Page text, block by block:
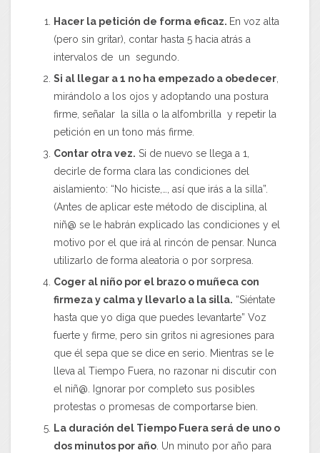
Hacer la petición de forma eficaz. En voz alta
(pero sin gritar), contar hasta 5 hacia atrás a
intervalos de un segundo.
Si al llegar a 1 no ha empezado a obedecer
mirándolo a los ojos y adoptando una postura
firme, señalar la silla o la alfombrilla y repetir la
petición en un tono más firme.
Contar otra vez. Si de nuevo se llega a 1,
decirle de forma clara las condiciones del
aislamiento: “No hiciste,…, así que irás a la silla”.
(Antes de aplicar este método de disciplina, al
niñ@ se le habrán explicado las condiciones y el
motivo por el que irá al rincón de pensar. Nunca
utilizarlo de forma aleatoria o por sorpresa.
Coger al niño por el brazo o muñeca con
firmeza y calma y llevarlo a la silla. “Siéntate
hasta que yo diga que puedes levantarte” Voz
fuerte y firme, pero sin gritos ni agresiones para
que él sepa que se dice en serio. Mientras se le
lleva al Tiempo Fuera, no razonar ni discutir con
el niñ@. Ignorar por completo sus posibles
protestas o promesas de comportarse bien.
La duración del Tiempo Fuera será de uno o
dos minutos por año . Un minuto por año para